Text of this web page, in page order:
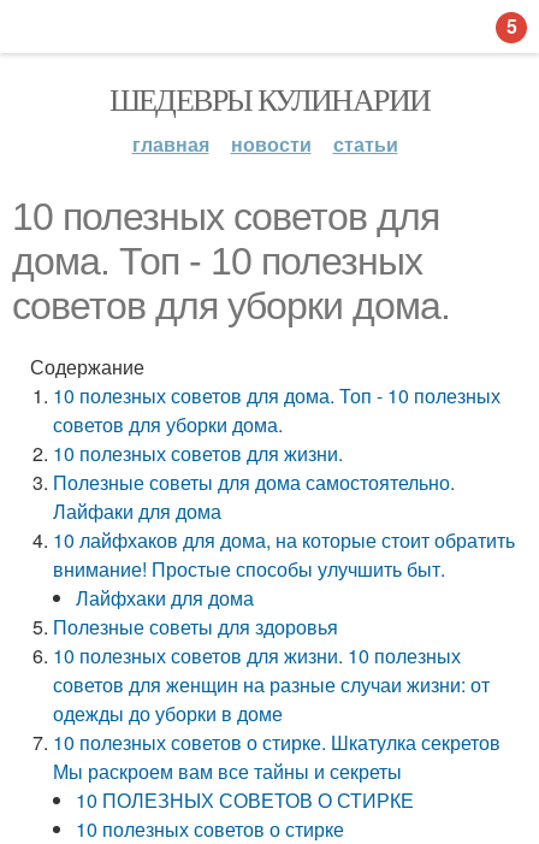
ШЕДЕВРЫ КУЛИНАРИИ
главная новости статьи
10 полезных советов для
дома. Топ - 10 полезных
советов для уборки дома.
Содержание
10 полезных советов для дома. Топ - 10 полезных
советов для уборки дома.
10 полезных советов для жизни.
Полезные советы для дома самостоятельно.
Лайфаки для дома
10 лайфхаков для дома, на которые стоит обратить
внимание! Простые способы улучшить быт.
Лайфхаки для дома
Полезные советы для здоровья
10 полезных советов для жизни. 10 полезных
советов для женщин на разные случаи жизни: от
одежды до уборки в доме
10 полезных советов о стирке. Шкатулка секретов
Мы раскроем вам все тайны и секреты
10 ПОЛЕЗНЫХ СОВЕТОВ О СТИРКЕ
10 полезных советов о стирке
5